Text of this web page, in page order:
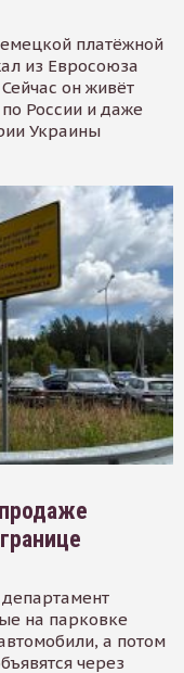
платёжной
из Евросоюза
он живёт
России и даже
Украины
на парковке
а потом
через